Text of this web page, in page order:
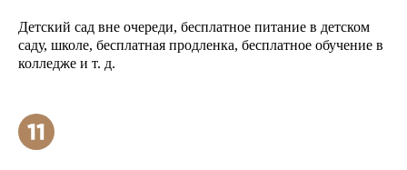
Детский сад вне очереди, бесплатное питание в детском
саду, школе, бесплатная продленка, бесплатное обучение в
колледже и т. д.